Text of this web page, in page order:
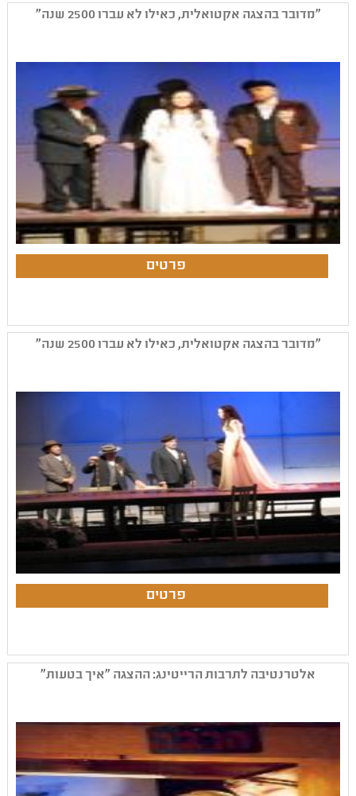
"מדובר בהצגה אקטואלית, כאילו לא עברו 2500 שנה"
"מדובר בהצגה אקטואלית, כאילו לא עברו 2500 שנה"
אלטרנטיבה לתרבות הרייטינג: ההצגה "איך בטעות"